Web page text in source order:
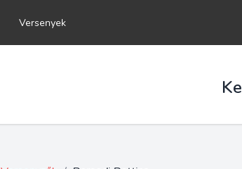
Versenyek